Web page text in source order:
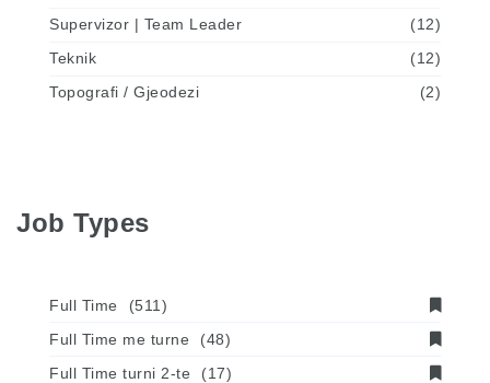
Supervizor | Team Leader
(12)
Teknik
(12)
Topografi / Gjeodezi
(2)
Job Types
Full Time
(511)
Full Time me turne
(48)
Full Time turni 2-te
(17)